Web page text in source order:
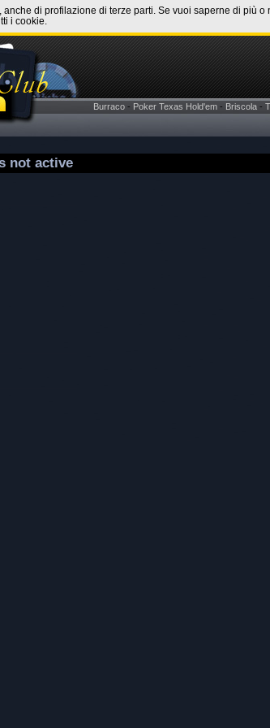
anche di profilazione di terze parti. Se vuoi saperne di più
i cookie.
Burraco - Poker Texas Hold'em - Briscola -
not active